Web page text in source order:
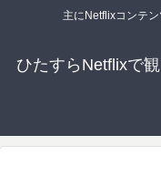
主にNetflixコンテ
ひたすらNetflixで